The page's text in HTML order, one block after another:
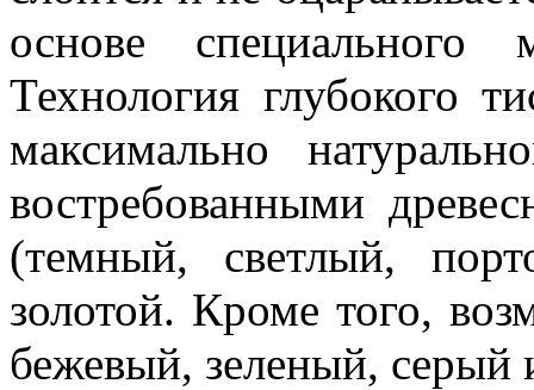
основе
Технология глубокого
максимально
востребованными
(темный, светлый,
золотой. Кроме того,
бежевый, зеленый, серый